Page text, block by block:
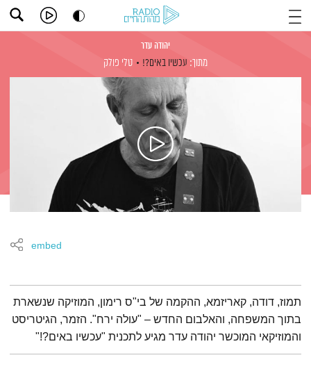
יהודה עדר
מתוך: עכשיו באים?! טלי פולק
embed
תמצית הפודקאסט
תמוז, דודה, קאריזמא, ההקמה של בי"ס רימון, המוזיקה שנשארת
בתוך המשפחה, והאלבום החדש – "עולה ירח". הזמר, הגיטריסט
והמוזיקאי המוכשר יהודה עדר מגיע לתכנית "עכשיו באים?!"